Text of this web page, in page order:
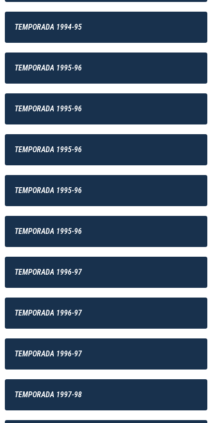
TEMPORADA 1994-95
TEMPORADA 1995-96
TEMPORADA 1995-96
TEMPORADA 1995-96
TEMPORADA 1995-96
TEMPORADA 1995-96
TEMPORADA 1996-97
TEMPORADA 1996-97
TEMPORADA 1996-97
TEMPORADA 1997-98